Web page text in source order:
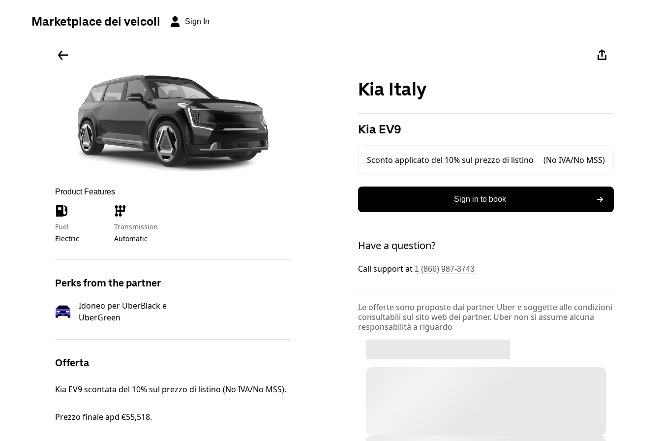
Marketplace dei veicoli Sign In
Product Features
Fuel
Electric
Transmission
Automatic
Perks from the partner
Idoneo per UberBlack e
UberGreen
Offerta
Kia EV9 scontata del 10% sul prezzo di listino (No IVA/No MSS).
Prezzo finale apd €55,518.
Kia Italy
Kia EV9
Sconto applicato del 10% sul prezzo di listino (No IVA/No MSS)
Sign in to book
Have a question?
Call support at 1 (866) 987-3743
Le offerte sono proposte dai partner Uber e soggette alle condizioni
consultabili sul sito web dei partner. Uber non si assume alcuna
responsabilità a riguardo